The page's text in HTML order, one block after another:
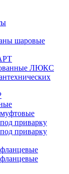
шаровые
ЛЮКС
приварку
приварку